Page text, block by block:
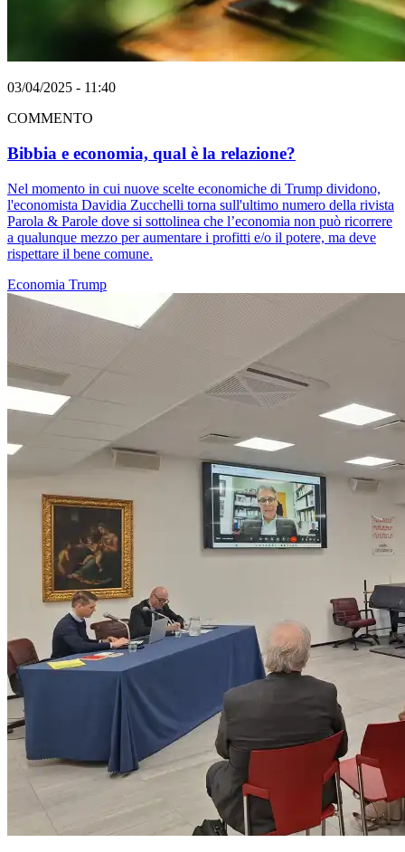
03/04/2025 - 11:40
COMMENTO
Bibbia e economia, qual è la relazione?
Nel momento in cui nuove scelte economiche di Trump dividono,
l'economista Davidia Zucchelli torna sull'ultimo numero della rivista
Parola & Parole dove si sottolinea che l’economia non può ricorrere
a qualunque mezzo per aumentare i profitti e/o il potere, ma deve
rispettare il bene comune.
Economia Trump